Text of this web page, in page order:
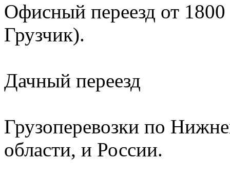
Офисный переезд от 1800
Грузчик).
Дачный переезд
Грузоперевозки по
области, и России.